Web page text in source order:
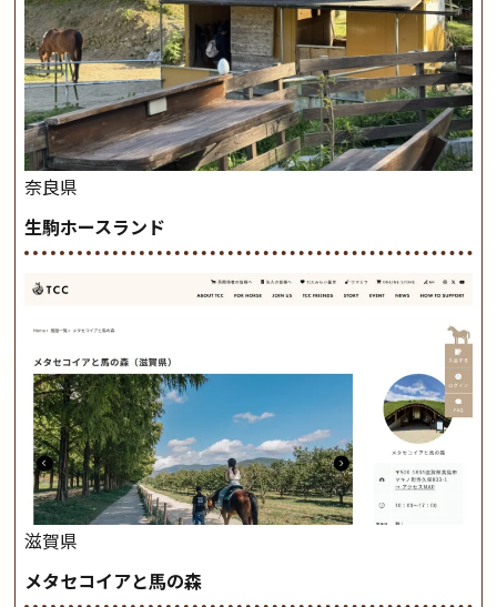
奈良県
生駒ホースランド
滋賀県
メタセコイアと馬の森